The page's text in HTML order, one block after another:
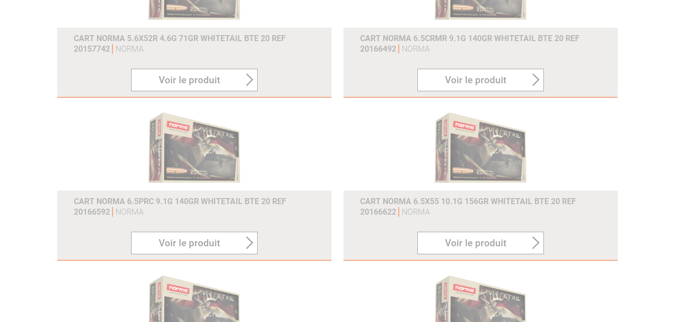
CART NORMA 5.6X52R 4.6G 71GR WHITETAIL BTE 20 REF
20157742
NORMA
Voir le produit
CART NORMA 6.5CRMR 9.1G 140GR WHITETAIL BTE 20 REF
20166492
NORMA
Voir le produit
CART NORMA 6.5PRC 9.1G 140GR WHITETAIL BTE 20 REF
20166592
NORMA
Voir le produit
CART NORMA 6.5X55 10.1G 156GR WHITETAIL BTE 20 REF
20166622
NORMA
Voir le produit